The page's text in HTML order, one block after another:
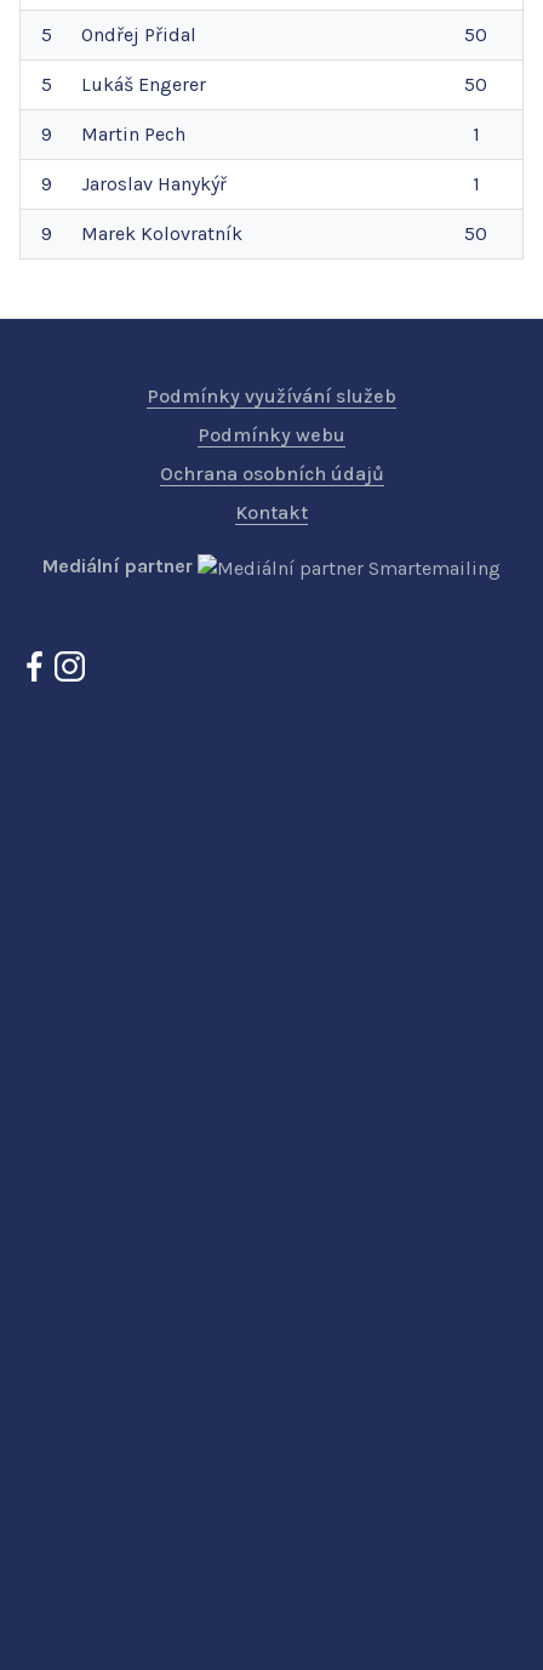
5 Ondřej Přidal 50
5 Lukáš Engerer 50
9 Martin Pech 1
9 Jaroslav Hanykýř 1
9 Marek Kolovratník 50
Podmínky využívání služeb
Podmínky webu
Ochrana osobních údajů
Kontakt
Mediální partner